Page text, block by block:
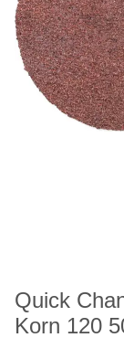
Quick
Korn 120